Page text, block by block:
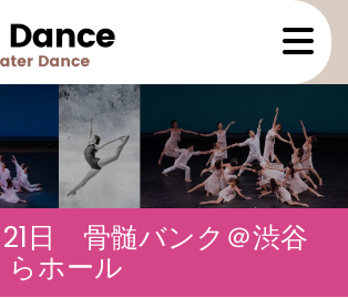
日 骨髄バンク＠渋谷
らホール